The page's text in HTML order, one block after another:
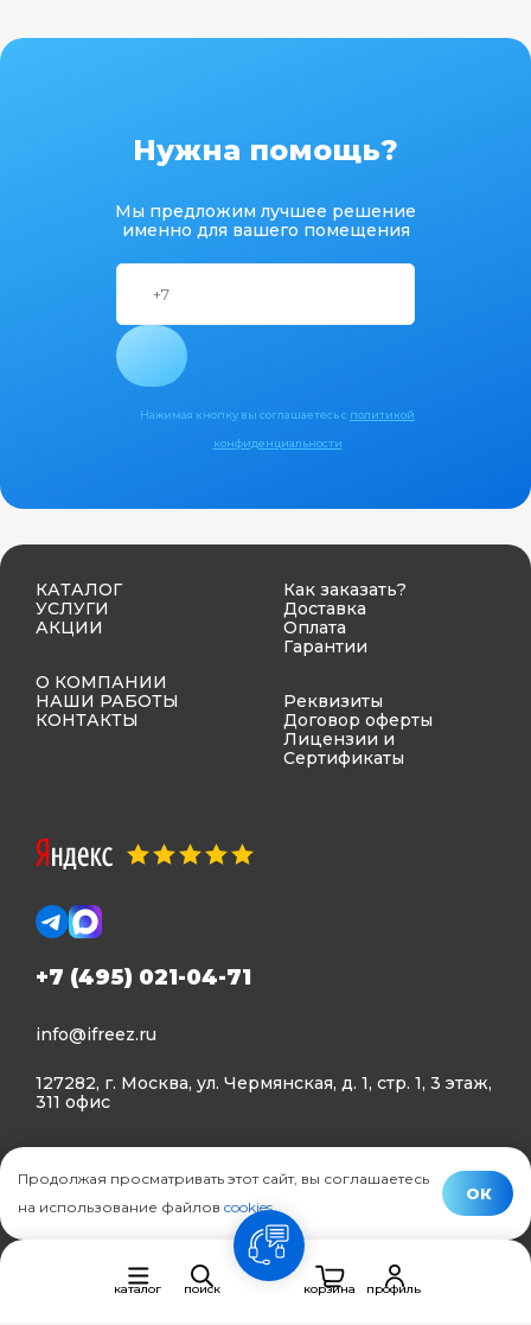
Нужна помощь?
Мы предложим лучшее решение
именно для вашего помещения
Нажимая кнопку вы соглашаетесь с политикой
конфиденциальности
КАТАЛОГ
УСЛУГИ
АКЦИИ
О КОМПАНИИ
НАШИ РАБОТЫ
КОНТАКТЫ
Как заказать?
Доставка
Оплата
Гарантии
Реквизиты
Договор оферты
Лицензии и
Сертификаты
+7 (495) 021-04-71
info@ifreez.ru
127282, г. Москва, ул. Чермянская, д. 1, стр. 1, 3 этаж,
311 офис
Политика конфиденциальности
© Ifreez - продажа и установка климатической техники,
каталог поиск
связь
корзина
профиль
Продолжая просматривать этот сайт, вы соглашаетесь
на использование файлов cookies.
ОК